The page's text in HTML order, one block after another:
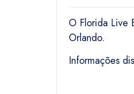
O Florida Live
Orlando.
Informações